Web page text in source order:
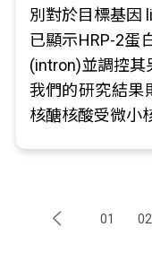
別對於目標基因
已顯示HRP-2蛋
(intron)並調控其
我們的研究結果
核醣核酸受微小
01 02